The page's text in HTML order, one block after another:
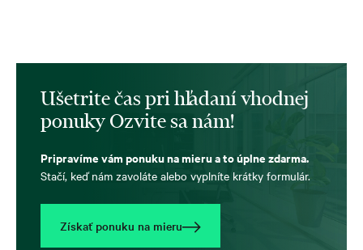
Ušetrite čas pri hľadaní vhodnej
ponuky Ozvite sa nám!
Pripravíme vám ponuku na mieru a to úplne zdarma.
Stačí, keď nám zavoláte alebo vyplníte krátky formulár.
Získať ponuku na mieru